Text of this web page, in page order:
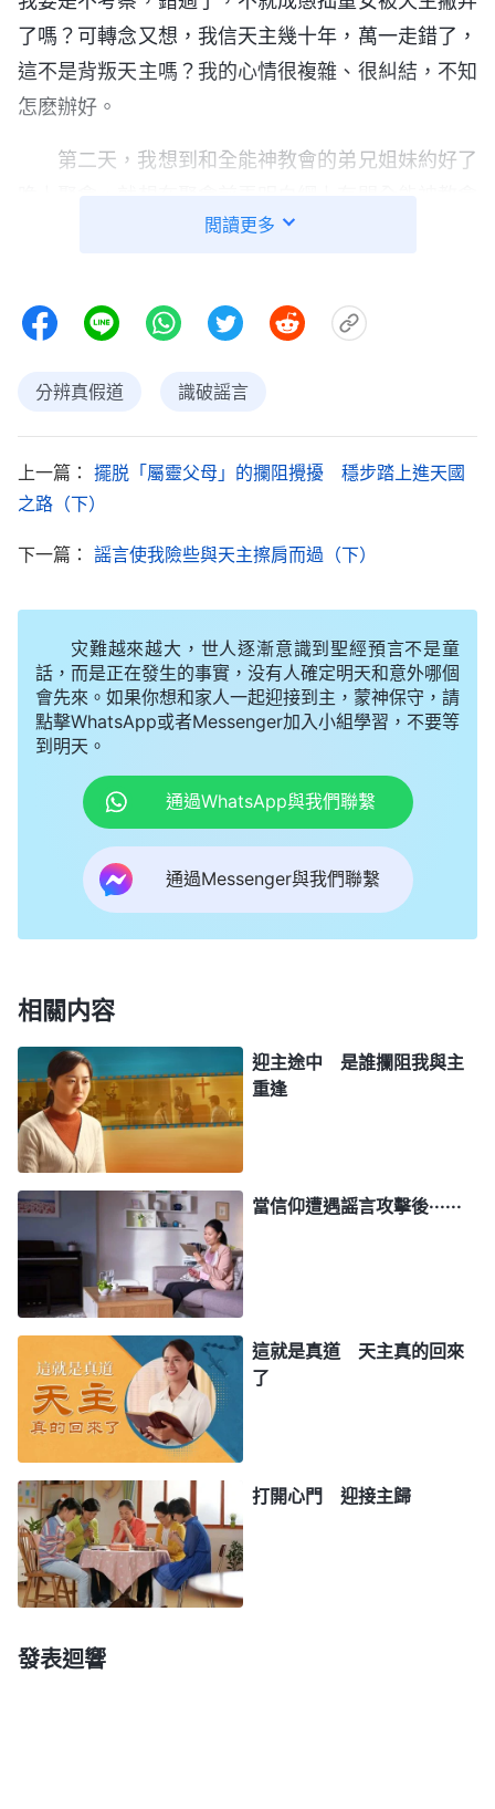
了嗎？可轉念又想，我信天主幾十年，萬一走錯了，
這不是背叛天主嗎？我的心情很複雜、很糾結，不知
怎麽辦好。
第二天，我想到和全能神教會的弟兄姐妹約好了
訊息的真偽。于是，我打電話詢問國内教會的朋友是
來作了新的工作。没想到朋友説的和網上的負面信息
一樣，還告訴我台灣的一些神父、修女也信了全能
要再聽了，免得信錯了。經她這麽一説，我更不知該
怎麽辦了，神父和修女明白聖經，并且還立誓一生跟
隨天主，他們為什麽會放弃自己在教會中的地位去信
全能神呢？想想這些日子聽李弟兄講道，解開了我對
聖經的很多困惑，讓我清楚地知道了信仰天主的意義
很大的收穫才信的呢？我想繼續聽下去，但想到朋友
的叮囑，萬一我信錯了，不就背叛天主了嗎？我考慮
再三還是退出了聚會群組，并給姐妹發信息説我不參
加聚會了。但這樣做後我心裏總感覺不踏實，不知自
己的决定是否正確。
神話語引領，考察繼續
晚上六點半左右，姐妹打來電話詢問我退組的原
因，并耐心跟我説：「惠美，咱們信天主不就是盼着
解的地方，能幫助我們更好地認識天主，為什麽不繼
受，那不就錯過迎接到天主的機會了嗎？咱們在對待
天主回來的事上得有虚心尋求的心，這才合天主心意
啊……」我覺得姐妹説的有道理，不尋求考察怎麽能
知道是不是天主的再來呢？于是我就又上綫聚會了。
聚會時，我們讀了一段全能神的話：「
當小心謹慎地走信神的路，不要隨意下斷案，更不要
隨隨便便、馬馬虎虎地信神，你們當知道信神的人最
起碼具備的是謙和的心與敬畏神的心。那些聽了真理
以鼻嗤之的人都是愚昧無知的人，那些聽了真理却隨
便下斷案或定罪的人都是狂妄之輩。作為每一個信
穌
的人都没有資格咒詛定罪别人，你們都應該做有理
智的接受真理的人。或許你聽了真理的道、看了生命
的言語之後，認為這些話僅僅有萬分之一合乎你的意
思、合乎聖經，那你就在這萬分之一的言語中繼續尋
求，我還要勸你做謙和的人，不要太自信，不要太自
光，你仔細考察反覆揣摩，你就會明白這一句句言語
閲讀更多
分辨真假道 識破謡言
上一篇： 擺脱「屬靈父母」的攔阻攪擾 穩步踏上進天國
之路（下）
下一篇： 謡言使我險些與天主擦肩而過（下）
灾難越來越大，世人逐漸意識到聖經預言不是童
話，而是正在發生的事實，没有人確定明天和意外哪個
會先來。如果你想和家人一起迎接到主，蒙神保守，請
點擊WhatsApp或者Messenger加入小組學習，不要等
到明天。
通過WhatsApp與我們聯繫
通過Messenger與我們聯繫
相關内容
迎主途中 是誰攔阻我與主
重逢
當信仰遭遇謡言攻擊後······
這就是真道 天主真的回來
了
打開心門 迎接主歸
發表迴響